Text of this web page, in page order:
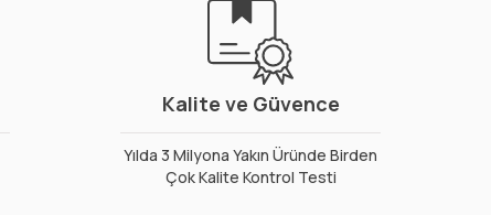
Kalite ve Güvence
Yılda 3 Milyona Yakın Üründe Birden
Çok Kalite Kontrol Testi